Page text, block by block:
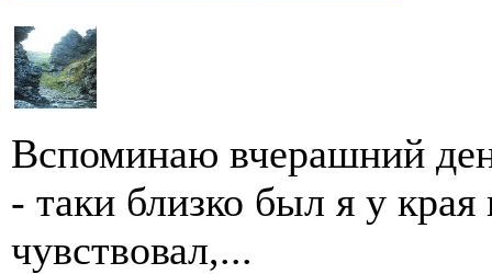
Вспоминаю вчерашний
- таки близко был я у края
чувствовал,...